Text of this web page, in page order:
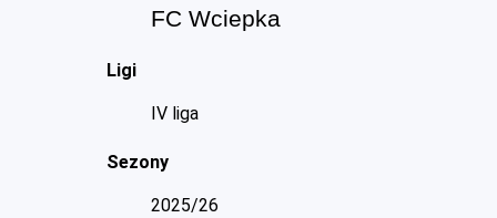
FC Wciepka
Ligi
IV liga
Sezony
2025/26